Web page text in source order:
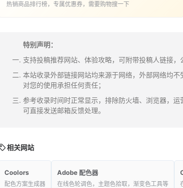
热销商品排行榜，专属优惠券，需要购物搜一下
特别声明：
支持投稿推荐网站、体验攻略，可附带投稿人链接
本站收录外部链接网站均来源于网络，外部网络均
对您的使用承担任何责任；
参考收录时间时正常显示，排除防火墙、浏览器，
可直接发送邮箱反馈处理。
相关网站
Coolors
配色方案生成器
Adobe 配色器
在线色轮调色，主题色拾取，渐变色工具等